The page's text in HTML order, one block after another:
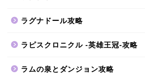
ラグナドール攻略
ラピスクロニクル -英雄王冠-攻略
ラムの泉とダンジョン攻略